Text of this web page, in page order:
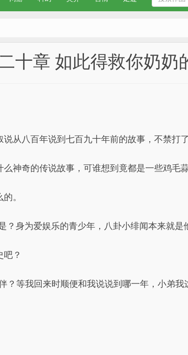
十章 如此得救你奶奶
从八百年说到七百九十年前的故事，不禁打
神奇的传说故事，可谁想到竟都是一些鸡毛
。
身为爱娱乐的青少年，八卦小绯闻本来就是
？
？等我回来时顺便和我说说到哪一年，小弟我